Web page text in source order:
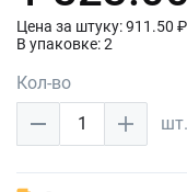
Цена за штуку: 911.50 ₽
В упаковке: 2
Кол-во
1
шт.